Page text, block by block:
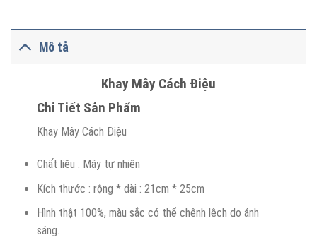
Mô tả
Khay Mây Cách Điệu
Chi Tiết Sản Phẩm
Khay Mây Cách Điệu
Chất liệu : Mây tự nhiên
Kích thước : rộng * dài : 21cm * 25cm
Hình thật 100%, màu sắc có thể chênh lêch do ánh
sáng.